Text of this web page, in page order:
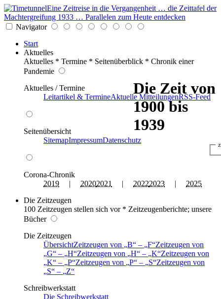
Eine Zeitreise in die Vergangenheit … die Zeittafel der
Machtergreifung 1933 … Parallelen zum Heute entdecken
Navigator
Start
Aktuelles
Aktuelles * Termine * Seitenüberblick * Chronik einer
Pandemie
Aktuelles / Termine
Leitartikel & TermineAktuelle MitteilungenRSS-Feed
Seitenübersicht
SitemapImpressumDatenschutz
Corona-Chronik
2019 | 20202021 | 20222023 | 2025
Die Zeitzeugen
100 Zeitzeugen stellen sich vor * Zeitzeugenberichte; unsere
Bücher
Die Zeitzeugen
ÜbersichtZeitzeugen von B – F Zeitzeugen von
G
– H Zeitzeugen von H – K Zeitzeugen von
K
– P Zeitzeugen von P – S Zeitzeugen von
S
–
Z
Schreibwerkstatt
Die Schreibwerkstatt
Die Zeit von
1900 bis
1939